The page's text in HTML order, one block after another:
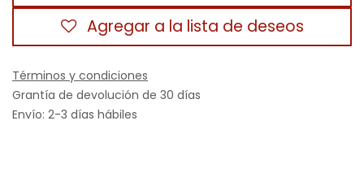
Agregar a la lista de deseos
Términos y condiciones
Grantía de devolución de 30 días
Envío: 2-3 días hábiles